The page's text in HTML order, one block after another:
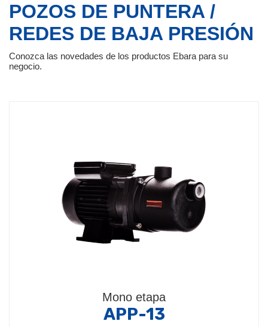
POZOS DE PUNTERA /
REDES DE BAJA PRESIÓN
Conozca las novedades de los productos Ebara para su
negocio.
Mono etapa
APP-13